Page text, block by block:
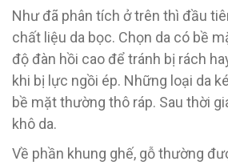
Như đã phân tích ở trên thì đầu
chất liệu da bọc. Chọn da có bề
độ đàn hồi cao để tránh bị rách
khi bị lực ngồi ép. Những loại da
bề mặt thường thô ráp. Sau thời
khô da.
Về phần khung ghế, gỗ thường